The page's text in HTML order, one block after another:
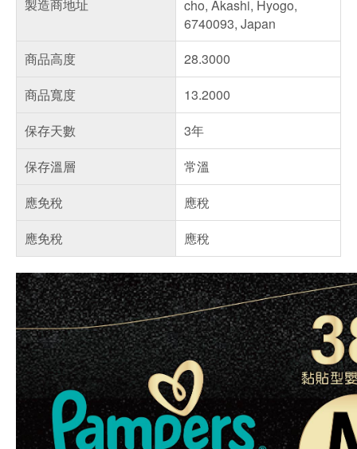
製造商地址
cho, Akashi, Hyogo,
6740093, Japan
商品高度
28.3000
商品寬度
13.2000
保存天數
3年
保存溫層
常溫
應免稅
應稅
應免稅
應稅